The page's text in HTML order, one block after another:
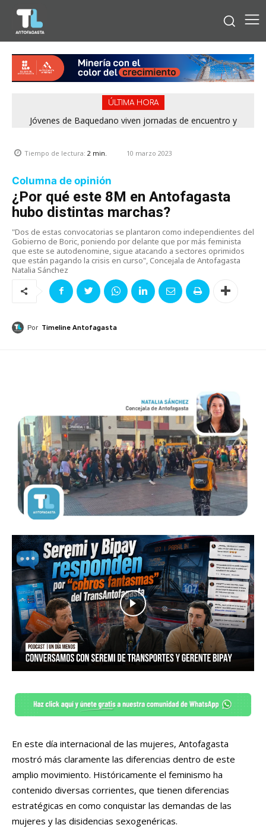
ÚLTIMA HORA
Jóvenes de Baquedano viven jornadas de encuentro y
Tiempo de lectura: 2 min. 10 marzo 2023
Columna de opinión
¿Por qué este 8M en Antofagasta
hubo distintas marchas?
"Dos de estas convocatorias se plantaron como independientes del
Gobierno de Boric, poniendo por delante que por más feminista
que este se autodenomine, sigue atacando a sectores oprimidos
que están pagando la crisis en curso", Concejala de Antofagasta
Natalia Sánchez
Por Timeline Antofagasta
En este día internacional de las mujeres, Antofagasta
mostró más claramente las diferencias dentro de este
amplio movimiento. Históricamente el feminismo ha
contenido diversas corrientes, que tienen diferencias
estratégicas en como conquistar las demandas de las
mujeres y las disidencias sexogenéricas.